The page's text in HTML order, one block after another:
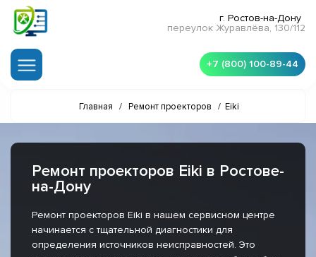
г. Ростов-на-Дону
переулок Журавлёва, 130/112
+7 (800) 100-89-44
Главная / Ремонт проекторов / Eiki
Ремонт проекторов Eiki в Ростове-
на-Дону
Ремонт проекторов Eiki в нашем сервисном центре
начинается с тщательной диагностики для
определения источников неисправностей. Это